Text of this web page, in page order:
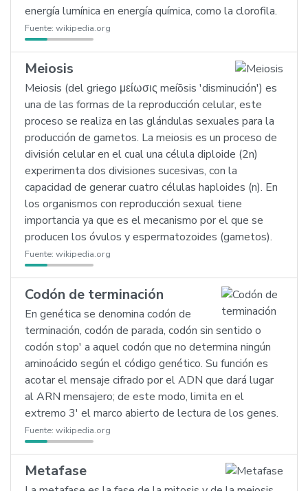
energía lumínica en energía química, como la clorofila.
Fuente: wikipedia.org
Meiosis
Meiosis (del griego μείωσις meíōsis 'disminución') es
una de las formas de la reproducción celular, este
proceso se realiza en las glándulas sexuales para la
producción de gametos. La meiosis es un proceso de
división celular en el cual una célula diploide (2n)
experimenta dos divisiones sucesivas, con la
capacidad de generar cuatro células haploides (n). En
los organismos con reproducción sexual tiene
importancia ya que es el mecanismo por el que se
producen los óvulos y espermatozoides (gametos).
Fuente: wikipedia.org
Codón de terminación
En genética se denomina codón de
terminación, codón de parada, codón sin sentido o
codón stop' a aquel codón que no determina ningún
aminoácido según el código genético. Su función es
acotar el mensaje cifrado por el ADN que dará lugar
al ARN mensajero; de este modo, limita en el
extremo 3' el marco abierto de lectura de los genes.
Fuente: wikipedia.org
Metafase